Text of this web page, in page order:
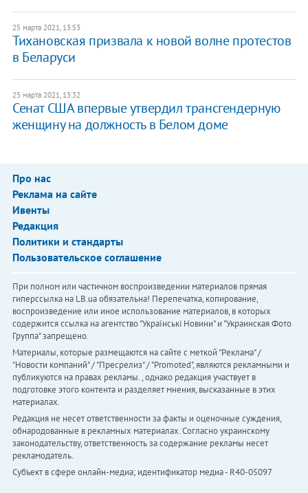
25 марта 2021, 13:53
Тихановская призвала к новой волне протестов
в Беларуси
25 марта 2021, 13:32
Сенат США впервые утвердил трансгендерную
женщину на должность в Белом доме
Про нас
Реклама на сайте
Ивенты
Редакция
Политики и стандарты
Пользовательское соглашение
При полном или частичном воспроизведении материалов прямая
гиперссылка на LB.ua обязательна! Перепечатка, копирование,
воспроизведение или иное использование материалов, в которых
содержится ссылка на агентство "Українськi Новини" и "Украинская Фото
Группа" запрещено.
Материалы, которые размещаются на сайте с меткой "Реклама" /
"Новости компаний" / "Пресрелиз" / "Promoted", являются рекламными и
публикуются на правах рекламы. , однако редакция участвует в
подготовке этого контента и разделяет мнения, высказанные в этих
материалах.
Редакция не несет ответственности за факты и оценочные суждения,
обнародованные в рекламных материалах. Согласно украинскому
законодательству, ответственность за содержание рекламы несет
рекламодатель.
Субъект в сфере онлайн-медиа; идентификатор медиа - R40-05097